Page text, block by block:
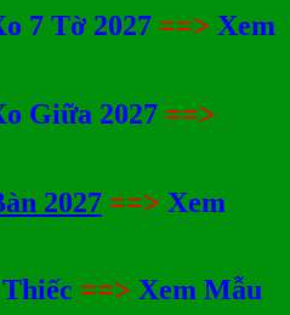
7 Tờ 2027 ==> Xem
Giữa 2027 ==>
2027 ==> Xem
==> Xem Mẫu